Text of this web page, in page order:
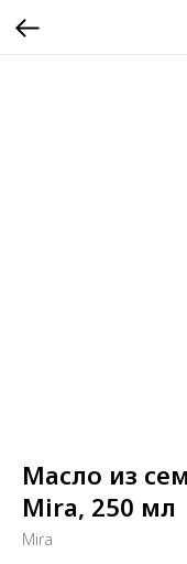
Масло из
Mira, 250 мл
Mira